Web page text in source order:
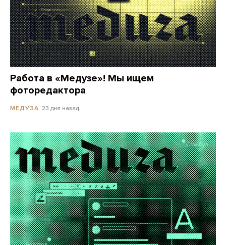
Работа в «Медузе»! Мы ищем
фоторедактора
МЕДУЗА 23 дня назад